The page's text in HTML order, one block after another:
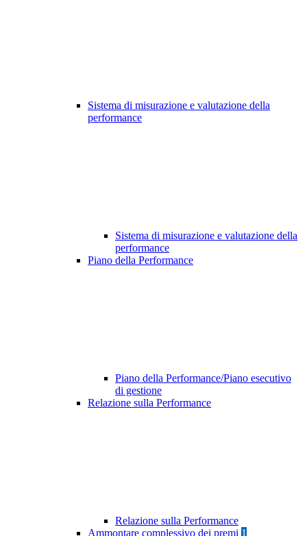
Sistema di misurazione e valutazione della
performance
Sistema di misurazione e valutazione della
performance
Piano della Performance
Piano della Performance/Piano esecutivo
di gestione
Relazione sulla Performance
Relazione sulla Performance
Ammontare complessivo dei premi 1